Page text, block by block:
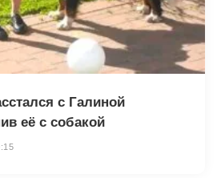
с Галиной
её с собакой